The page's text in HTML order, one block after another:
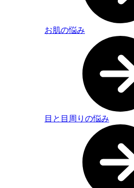
お肌の悩み
目と目周りの悩み